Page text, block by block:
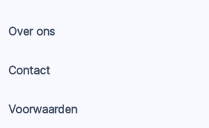
Over ons
Contact
Voorwaarden